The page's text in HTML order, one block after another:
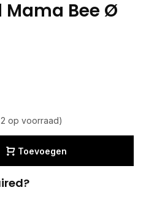
Bee Ø
op voorraad)
Toevoegen